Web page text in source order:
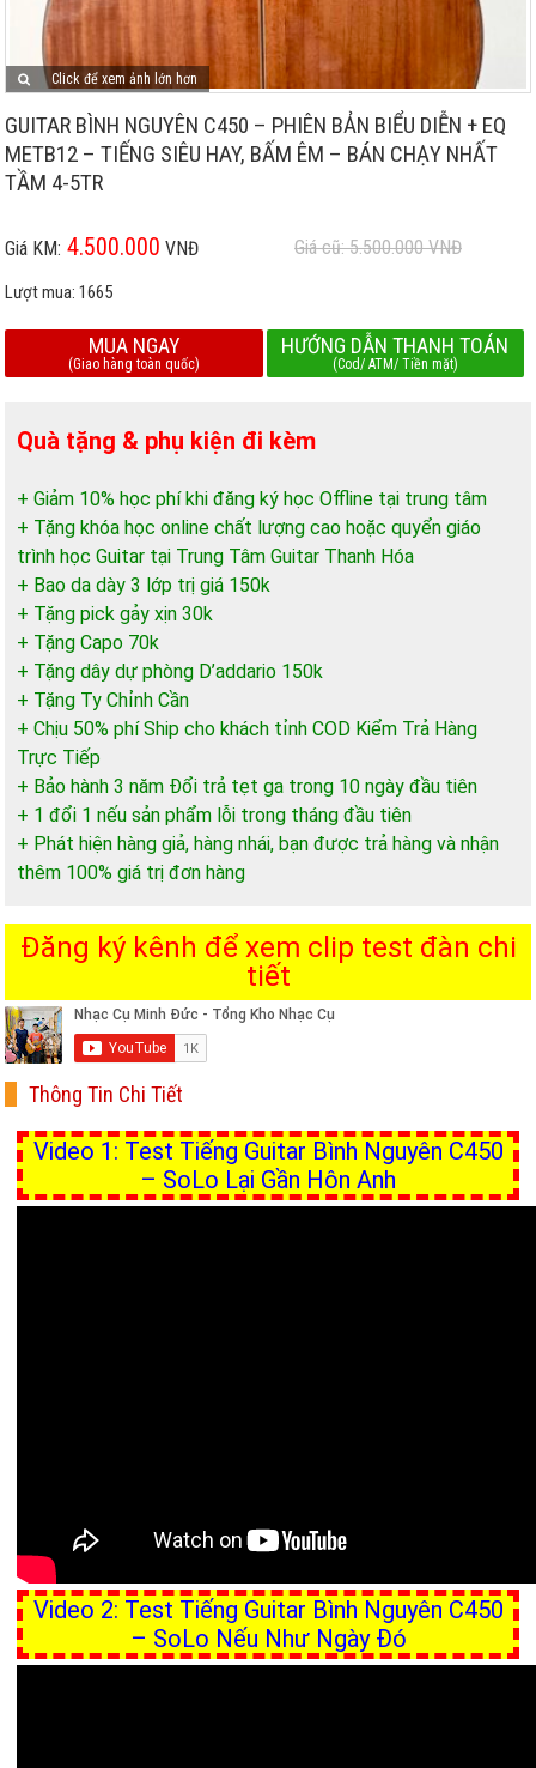
Click để xem ảnh lớn hơn
GUITAR BÌNH NGUYÊN C450 – PHIÊN BẢN BIỂU DIỄN + EQ
METB12 – TIẾNG SIÊU HAY, BẤM ÊM – BÁN CHẠY NHẤT
TẦM 4-5TR
Giá KM: 4.500.000 VNĐ Giá cũ: 5.500.000VNĐ
Lượt mua:1665
MUA NGAY
(Giao hàng toàn quốc)
HƯỚNG DẪN THANH TOÁN
(Cod/ ATM/ Tiền mặt)
Quà tặng & phụ kiện đi kèm
+ Giảm 10% học phí khi đăng ký học Offline tại trung tâm
+ Tặng khóa học online chất lượng cao hoặc quyển giáo
trình học Guitar tại Trung Tâm Guitar Thanh Hóa
+ Bao da dày 3 lớp trị giá 150k
+ Tặng pick gảy xịn 30k
+ Tặng Capo 70k
+ Tặng dây dự phòng D’addario 150k
+ Tặng Ty Chỉnh Cần
+ Chịu 50% phí Ship cho khách tỉnh COD Kiểm Trả Hàng
Trực Tiếp
+ Bảo hành 3 năm Đổi trả tẹt ga trong 10 ngày đầu tiên
+ 1 đổi 1 nếu sản phẩm lỗi trong tháng đầu tiên
+ Phát hiện hàng giả, hàng nhái, bạn được trả hàng và nhận
thêm 100% giá trị đơn hàng
Đăng ký kênh để xem clip test đàn chi
tiết
Thông Tin Chi Tiết
Video 1: Test Tiếng Guitar Bình Nguyên C450
– SoLo Lại Gần Hôn Anh
Video 2: Test Tiếng Guitar Bình Nguyên C450
– SoLo Nếu Như Ngày Đó